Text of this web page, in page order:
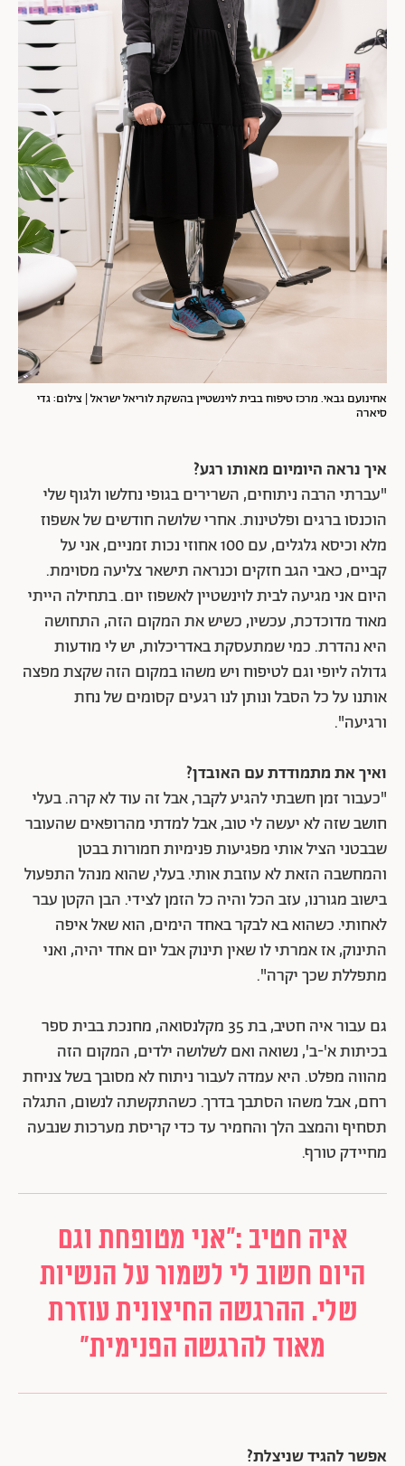
אחינועם גבאי. מרכז טיפוח בבית לוינשטיין בהשקת לוריאל ישראל | צילום: גדי
סיארה
איך נראה היומיום מאותו רגע?
"עברתי הרבה ניתוחים, השרירים בגופי נחלשו ולגוף שלי
הוכנסו ברגים ופלטינות. אחרי שלושה חודשים של אשפוז
מלא וכיסא גלגלים, עם 100 אחוזי נכות זמניים, אני על
קביים, כאבי הגב חזקים וכנראה תישאר צליעה מסוימת.
היום אני מגיעה לבית לוינשטיין לאשפוז יום. בתחילה הייתי
מאוד מדוכדכת, עכשיו, כשיש את המקום הזה, התחושה
היא נהדרת. כמי שמתעסקת באדריכלות, יש לי מודעות
גדולה ליופי וגם לטיפוח ויש משהו במקום הזה שקצת מפצה
אותנו על כל הסבל ונותן לנו רגעים קסומים של נחת
ורגיעה".
ואיך את מתמודדת עם האובדן?
"כעבור זמן חשבתי להגיע לקבר, אבל זה עוד לא קרה. בעלי
חושב שזה לא יעשה לי טוב, אבל למדתי מהרופאים שהעובר
שבבטני הציל אותי מפגיעות פנימיות חמורות בבטן
והמחשבה הזאת לא עוזבת אותי. בעלי, שהוא מנהל התפעול
בישוב מגורנו, עזב הכל והיה כל הזמן לצידי. הבן הקטן עבר
לאחותי. כשהוא בא לבקר באחד הימים, הוא שאל איפה
התינוק, אז אמרתי לו שאין תינוק אבל יום אחד יהיה, ואני
מתפללת שכך יקרה".
גם עבור איה חטיב, בת 35 מקלנסואה, מחנכת בבית ספר
בכיתות א'-ב', נשואה ואם לשלושה ילדים, המקום הזה
מהווה מפלט. היא עמדה לעבור ניתוח לא מסובך בשל צניחת
רחם, אבל משהו הסתבך בדרך. כשהתקשתה לנשום, התגלה
תסחיף והמצב הלך והחמיר עד כדי קריסת מערכות שנבעה
מחיידק טורף.
איה חטיב :"אני מטופחת וגם
היום חשוב לי לשמור על הנשיות
שלי. ההרגשה החיצונית עוזרת
מאוד להרגשה הפנימית"
אפשר להגיד שניצלת?